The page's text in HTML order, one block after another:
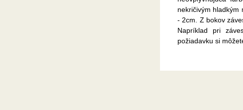
nekričivým
- 2cm. Z bokov
Napríklad pri
požiadavku si